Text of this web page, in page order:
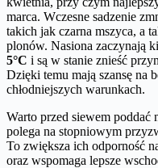
marca. Wczesne sadzenie
takich jak czarna mszyca, a
plonów. Nasiona zaczynają
5°C i są w stanie znieść
Dzięki temu mają szansę na
chłodniejszych warunkach.
Warto przed siewem poddać
polega na stopniowym
To zwiększa ich odporność
oraz wspomaga lepsze